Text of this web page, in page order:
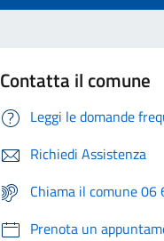
Contatta il comune
Leggi le domande
Richiedi Assistenza
Chiama il comune 06
Prenota un